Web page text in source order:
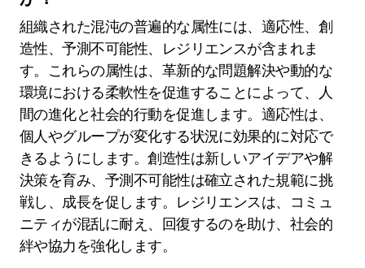
組織された混沌の普遍的な属性には、適応性、創
造性、予測不可能性、レジリエンスが含まれま
す。これらの属性は、革新的な問題解決や動的な
環境における柔軟性を促進することによって、人
間の進化と社会的行動を促進します。適応性は、
個人やグループが変化する状況に効果的に対応で
きるようにします。創造性は新しいアイデアや解
決策を育み、予測不可能性は確立された規範に挑
戦し、成長を促します。レジリエンスは、コミュ
ニティが混乱に耐え、回復するのを助け、社会的
絆や協力を強化します。